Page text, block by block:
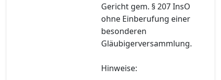
Gericht gem. § 207 InsO
ohne Einberufung einer
besonderen
Gläubigerversammlung.
Hinweise: